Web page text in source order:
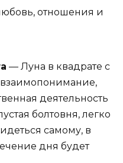
отношения и
— Луна в квадрате с
деятельность
болтовня, легко
самому, в
дня будет